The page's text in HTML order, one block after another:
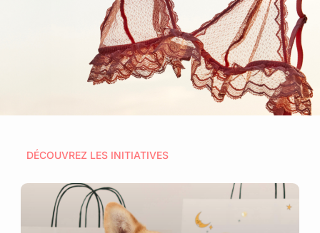
DÉCOUVREZ LES INITIATIVES